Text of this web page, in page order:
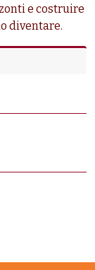
e costruire
diventare.